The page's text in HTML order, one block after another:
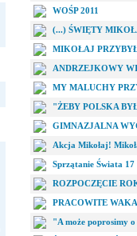
WOŚP 2011
(...) ŚWIĘTY
MIKOŁAJ
ANDRZEJKOWY
MY MALUCHY
"ŻEBY POLSKA
GIMNAZJALNA
Akcja Mikołaj!
Sprzątanie Świata 17
ROZPOCZĘCIE
PRACOWITE
"A może poprosimy